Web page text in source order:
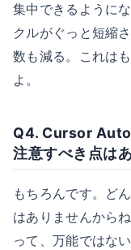
集中できるように
クルがぐっと短縮
数も減る。これは
よ。
Q4. Cursor
注意すべき点は
もちろんです。ど
はありませんから
って、万能ではな